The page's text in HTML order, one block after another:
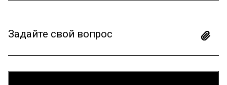
Задайте свой вопрос